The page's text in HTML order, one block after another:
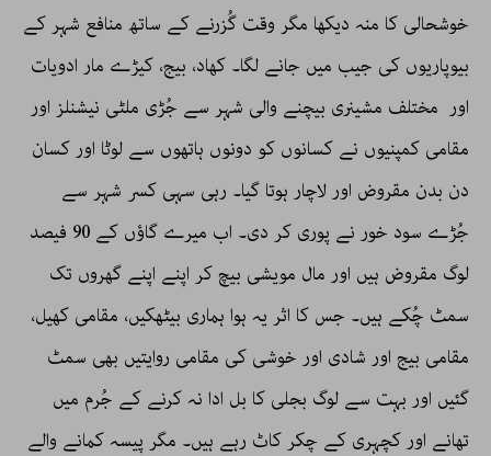
خوشحالی کا منہ دیکھا مگر وقت گُزرنے کے ساتھ منافع شہر کے
بیوپاریوں کی جیب میں جانے لگا۔ کھاد، بیج، کیڑے مار ادویات
اور مختلف مشینری بیچنے والی شہر سے جُڑی ملٹی نیشنلز اور
مقامی کمپنیوں نے کسانوں کو دونوں ہاتھوں سے لوٹا اور کسان
دن بدن مقروض اور لاچار ہوتا گیا۔ رہی سہی کسر شہر سے
جُڑے سود خور نے پوری کر دی۔ اب میرے گاؤں کے 90 فیصد
لوگ مقروض ہیں اور مال مویشی بیچ کر اپنے اپنے گھروں تک
سمٹ چُکے ہیں۔ جس کا اثر یہ ہوا ہماری بیٹھکیں، مقامی کھیل،
مقامی بیج اور شادی اور خوشی کی مقامی روایتیں بھی سمٹ
گئیں اور بہت سے لوگ بجلی کا بل ادا نہ کرنے کے جُرم میں
تھانے اور کچہری کے چکر کاٹ رہے ہیں۔ مگر پیسہ کمانے والے